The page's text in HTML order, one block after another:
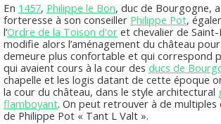
En 1457, Philippe le Bon, duc de Bourgogne,
forteresse à son conseiller Philippe Pot,
l’Ordre de la Toison d'or et chevalier de Saint-
modifie alors l’aménagement du château
demeure plus confortable et qui correspond
qui avaient cours à la cour des ducs de
chapelle et les logis datant de cette époque
la cour du château, dans le style architectural
flamboyant. On peut retrouver à de multiples
de Philippe Pot « Tant L Valt ».